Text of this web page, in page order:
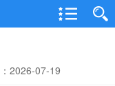
2026-07-19